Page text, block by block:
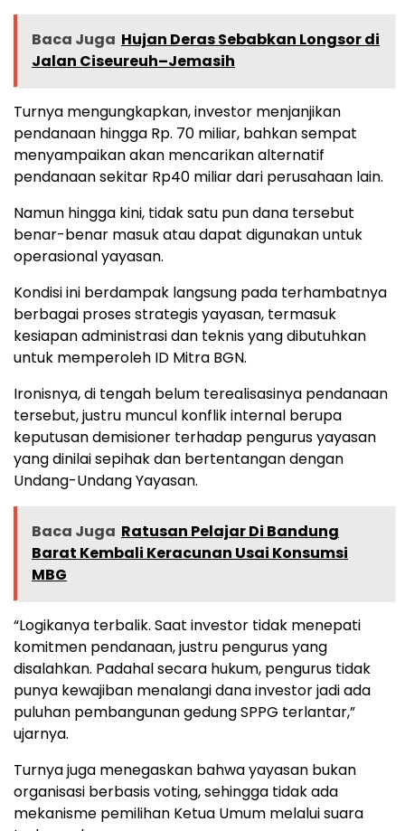
Baca Juga Hujan Deras Sebabkan Longsor di
Jalan Ciseureuh–Jemasih
Turnya mengungkapkan, investor menjanjikan
pendanaan hingga Rp. 70 miliar, bahkan sempat
menyampaikan akan mencarikan alternatif
pendanaan sekitar Rp40 miliar dari perusahaan lain.
Namun hingga kini, tidak satu pun dana tersebut
benar-benar masuk atau dapat digunakan untuk
operasional yayasan.
Kondisi ini berdampak langsung pada terhambatnya
berbagai proses strategis yayasan, termasuk
kesiapan administrasi dan teknis yang dibutuhkan
untuk memperoleh ID Mitra BGN.
Ironisnya, di tengah belum terealisasinya pendanaan
tersebut, justru muncul konflik internal berupa
keputusan demisioner terhadap pengurus yayasan
yang dinilai sepihak dan bertentangan dengan
Undang-Undang Yayasan.
Baca Juga Ratusan Pelajar Di Bandung
Barat Kembali Keracunan Usai Konsumsi
MBG
“Logikanya terbalik. Saat investor tidak menepati
komitmen pendanaan, justru pengurus yang
disalahkan. Padahal secara hukum, pengurus tidak
punya kewajiban menalangi dana investor jadi ada
puluhan pembangunan gedung SPPG terlantar,”
ujarnya.
Turnya juga menegaskan bahwa yayasan bukan
organisasi berbasis voting, sehingga tidak ada
mekanisme pemilihan Ketua Umum melalui suara